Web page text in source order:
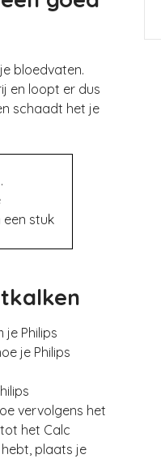
bloedvaten.
en loopt er dus
schaadt het je
een stuk
je Philips
je Philips
vervolgens het
het Calc
plaats je